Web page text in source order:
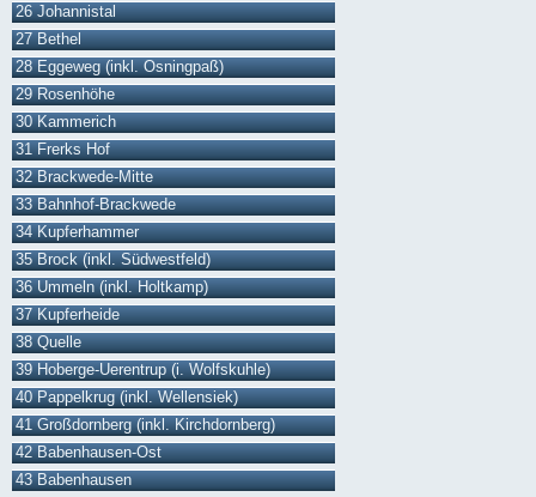
26 Johannistal
27 Bethel
28 Eggeweg (inkl. Osningpaß)
29 Rosenhöhe
30 Kammerich
31 Frerks Hof
32 Brackwede-Mitte
33 Bahnhof-Brackwede
34 Kupferhammer
35 Brock (inkl. Südwestfeld)
36 Ummeln (inkl. Holtkamp)
37 Kupferheide
38 Quelle
39 Hoberge-Uerentrup (i. Wolfskuhle)
40 Pappelkrug (inkl. Wellensiek)
41 Großdornberg (inkl. Kirchdornberg)
42 Babenhausen-Ost
43 Babenhausen